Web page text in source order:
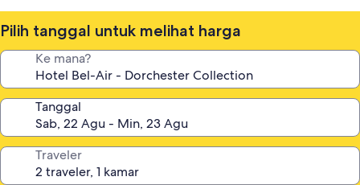
Pilih tanggal untuk melihat harga
Ke mana?
Tanggal
Traveler